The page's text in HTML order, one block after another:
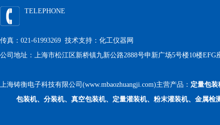
TELEPHONE
传真：021-61993269 技术支持： 化工仪器网
公司地址：上海市松江区新桥镇九新公路2888号申新广场5号楼10楼EFG
上海铸衡电子科技有限公司(www.mbaozhuangji.com)主营产品： 定量包装
包装机、分装机、真空包装机、定量灌装机、粉末灌装机、金属检